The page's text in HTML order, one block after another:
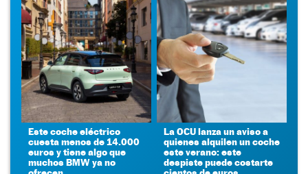
Este coche eléctrico
cuesta menos de 14.000
euros y tiene algo que
muchos BMW ya no
La OCU lanza un aviso a
quienes alquilen un coche
este verano: este
despiste puede costarte